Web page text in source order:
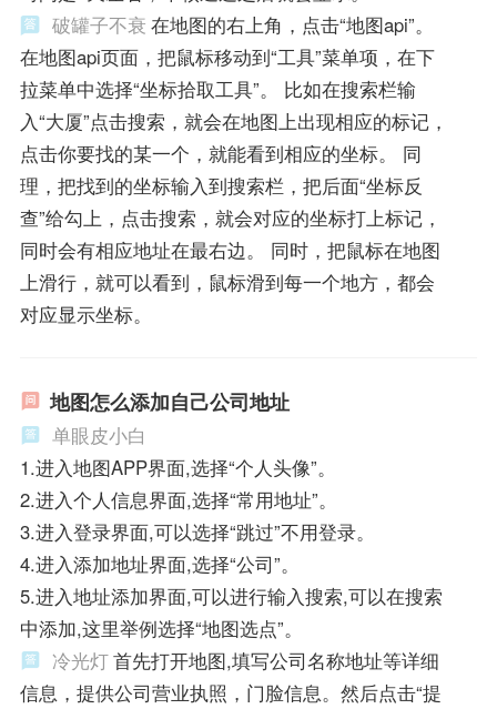
破罐子不衰 在地图的右上角，点击“地图api”。
在地图api页面，把鼠标移动到“工具”菜单项，在下
拉菜单中选择“坐标拾取工具”。 比如在搜索栏输
入“大厦”点击搜索，就会在地图上出现相应的标记，
点击你要找的某一个，就能看到相应的坐标。 同
理，把找到的坐标输入到搜索栏，把后面“坐标反
查”给勾上，点击搜索，就会对应的坐标打上标记，
同时会有相应地址在最右边。 同时，把鼠标在地图
上滑行，就可以看到，鼠标滑到每一个地方，都会
对应显示坐标。
地图怎么添加自己公司地址
单眼皮小白
1.进入地图APP界面,选择“个人头像”。
2.进入个人信息界面,选择“常用地址”。
3.进入登录界面,可以选择“跳过”不用登录。
4.进入添加地址界面,选择“公司”。
5.进入地址添加界面,可以进行输入搜索,可以在搜索
中添加,这里举例选择“地图选点”。
冷光灯首先打开地图,填写公司名称地址等详细
信息，提供公司营业执照，门脸信息。然后点击“提